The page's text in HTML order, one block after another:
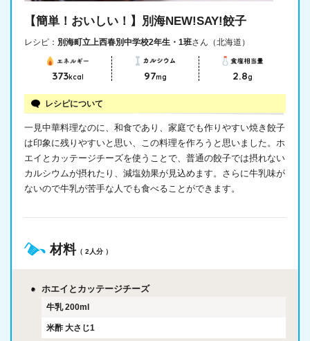
【簡単！おいしい！】別海NEW!SAY!餃子
レシピ： 別海町立上西春別中学校2年生・1班さん（北海道）
373kcal 97mg 2.8g
レシピについて
一見中華料理なのに、和食であり、家庭でも作りやすい焼き餃子
は印象に残りやすいと思い、この料理を作ろうと思いました。ホ
エイとカッテージチーズを使うことで、普通の餃子では摂れない
カルシウムが摂れたり、減塩効果が見込めます。さらに牛乳味が
ないので牛乳が苦手な人でも食べることができます。
材料（ 2人分 ）
ホエイとカッテージチーズ
牛乳 200ml
米酢 大さじ1